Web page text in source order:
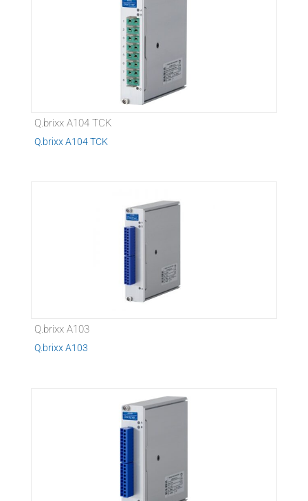
Q.brixx A104 TCK
Q.brixx A104 TCK
Q.brixx A103
Q.brixx A103